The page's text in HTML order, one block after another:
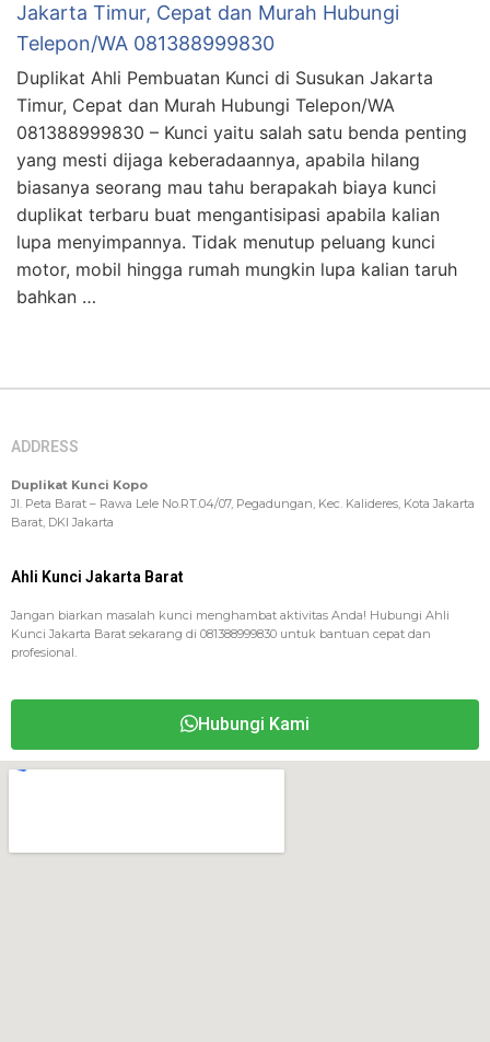
Jakarta Timur, Cepat dan Murah Hubungi
Telepon/WA 081388999830
Duplikat Ahli Pembuatan Kunci di Susukan Jakarta
Timur, Cepat dan Murah Hubungi Telepon/WA
081388999830 – Kunci yaitu salah satu benda penting
yang mesti dijaga keberadaannya, apabila hilang
biasanya seorang mau tahu berapakah biaya kunci
duplikat terbaru buat mengantisipasi apabila kalian
lupa menyimpannya. Tidak menutup peluang kunci
motor, mobil hingga rumah mungkin lupa kalian taruh
bahkan …
ADDRESS
Duplikat Kunci Kopo
Jl. Peta Barat – Rawa Lele No.RT.04/07, Pegadungan, Kec. Kalideres, Kota Jakarta
Barat, DKI Jakarta
Ahli Kunci Jakarta Barat
Jangan biarkan masalah kunci menghambat aktivitas Anda! Hubungi Ahli
Kunci Jakarta Barat sekarang di 081388999830 untuk bantuan cepat dan
profesional.
Hubungi Kami